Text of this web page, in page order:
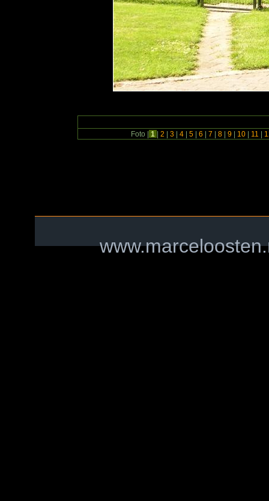
Foto | 1 | 2 | 3 | 4 | 5 | 6 | 7 | 8 | 9 | 10 | 11 |